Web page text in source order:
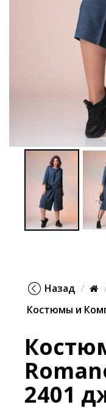
Назад
Костюмы и
2401